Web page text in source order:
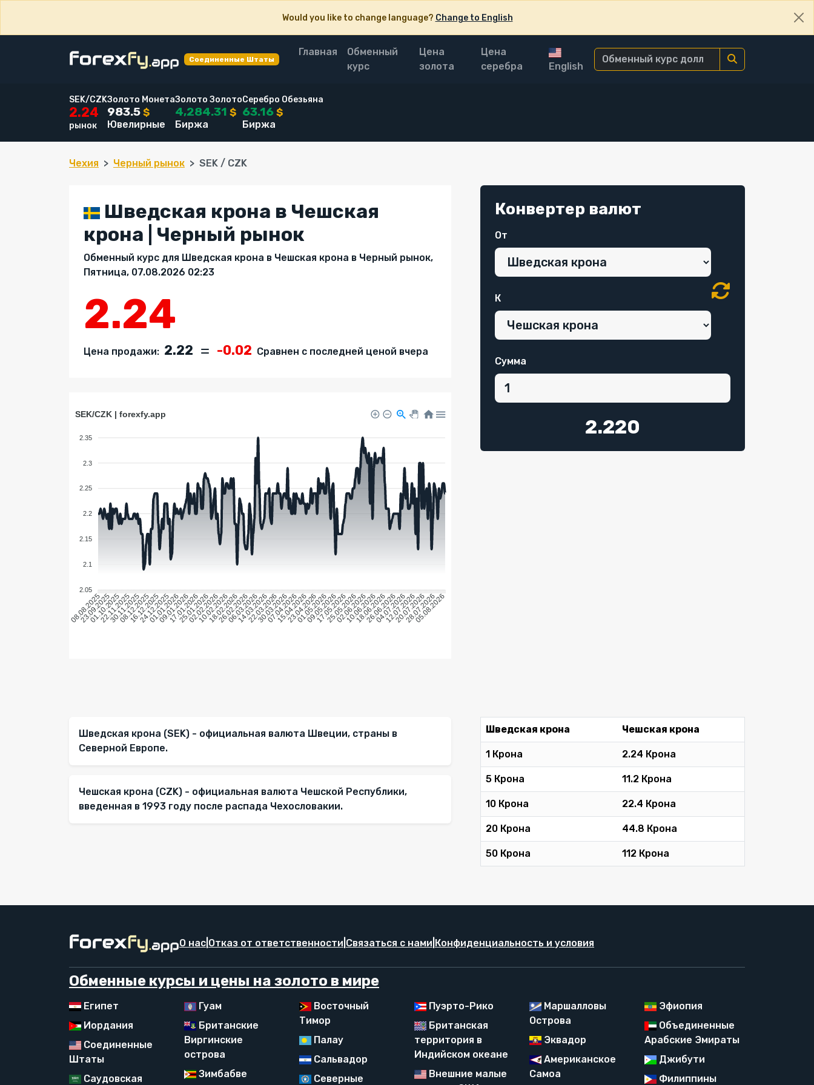
Would you like to change language? Change to English
Соединенные Штаты
Главная
Обменный
курс
Цена
золота
Цена
серебра
English
SEK/CZK
2.24
рынок
Золото Монета
983.5 $
Ювелирные
Золото Золото
4,284.31 $
Биржа
Серебро Обезьяна
63.16 $
Биржа
Чехия Черный рынок SEK / CZK
Шведская крона в Чешская
крона | Черный рынок
Обменный курс для Шведская крона в Чешская крона в Черный рынок,
Пятница, 07.08.2026 02:23
2.24
Цена продажи: 2.22 -0.02 Сравнен с последней ценой вчера
SEK/CZK | forexfy.app
2.35
2.3
2.25
2.2
2.15
2.1
2.05
08.08.2025
23.09.2025
01.10.2025
22.11.2025
30.11.2025
08.12.2025
16.12.2025
24.12.2025
01.01.2026
09.01.2026
17.01.2026
25.01.2026
02.02.2026
10.02.2026
18.02.2026
26.02.2026
06.03.2026
14.03.2026
22.03.2026
30.03.2026
07.04.2026
15.04.2026
23.04.2026
01.05.2026
09.05.2026
17.05.2026
25.05.2026
02.06.2026
10.06.2026
18.06.2026
26.06.2026
04.07.2026
12.07.2026
20.07.2026
28.07.2026
05.08.2026
Конвертер валют
От
К
Сумма
2.220
Шведская крона (SEK) - официальная валюта Швеции, страны в
Северной Европе.
Чешская крона (CZK) - официальная валюта Чешской Республики,
введенная в 1993 году после распада Чехословакии.
Шведская крона Чешская крона
1 Крона 2.24 Крона
5 Крона 11.2 Крона
10 Крона 22.4 Крона
20 Крона 44.8 Крона
50 Крона 112 Крона
О нас Отказ от ответственности Связаться с нами Конфиденциальность и условия
Обменные курсы и цены на золото в мире
Египет
Иордания
Соединенные
Штаты
Саудовская
Гуам
Британские
Виргинские
острова
Зимбабве
Восточный
Тимор
Палау
Сальвадор
Северные
Пуэрто-Рико
Британская
территория в
Индийском океане
Внешние малые
Маршалловы
Острова
Эквадор
Американское
Самоа
Эфиопия
Объединенные
Арабские Эмираты
Джибути
Филиппины